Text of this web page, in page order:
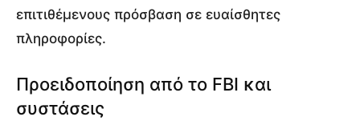
επιτιθέμενους πρόσβαση σε ευαίσθητες
πληροφορίες.
Προειδοποίηση από το FBI και
συστάσεις